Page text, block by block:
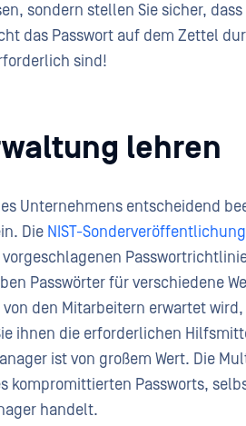
sondern stellen Sie sicher, dass
das Passwort auf dem Zettel
sind!
lehren
Unternehmens entscheidend
Die NIST-
Passwörter für verschiedene
den Mitarbeitern erwartet wird,
ihnen die erforderlichen
ist von großem Wert. Die
Passworts,
handelt.